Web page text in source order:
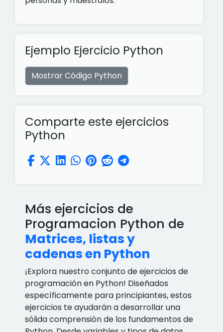
Ejemplo Ejercicio Python
Mostrar Código Python
Comparte este ejercicios
Python
Más ejercicios de
Programacion Python de
Matrices, listas y
cadenas en Python
¡Explora nuestro conjunto de ejercicios de
programación en Python! Diseñados
específicamente para principiantes, estos
ejercicios te ayudarán a desarrollar una
sólida comprensión de los fundamentos de